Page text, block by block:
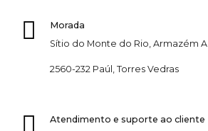
Morada
Sítio do Monte do Rio, Armazém A
2560-232 Paúl, Torres Vedras
Atendimento e suporte ao cliente